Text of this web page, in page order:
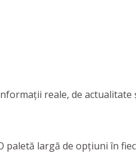
reale, de actualitate
paletă largă de opţiuni în